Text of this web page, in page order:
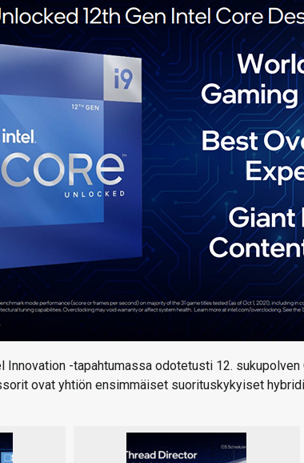
Innovation -tapahtumassa odotetusti 12.
ovat yhtiön ensimmäiset suorituskykyiset